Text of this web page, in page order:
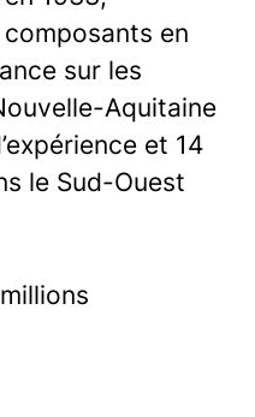
en
sur les
Aquitaine
et 14
le Sud-Ouest